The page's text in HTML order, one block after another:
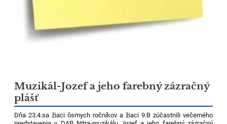
Muzikál-Jozef a jeho farebný zázračný
plášť
Dňa 23.4.sa žiaci ôsmych ročníkov a žiaci 9.B zúčastnili večerného